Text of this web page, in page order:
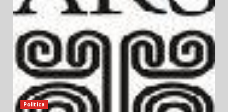
Politica